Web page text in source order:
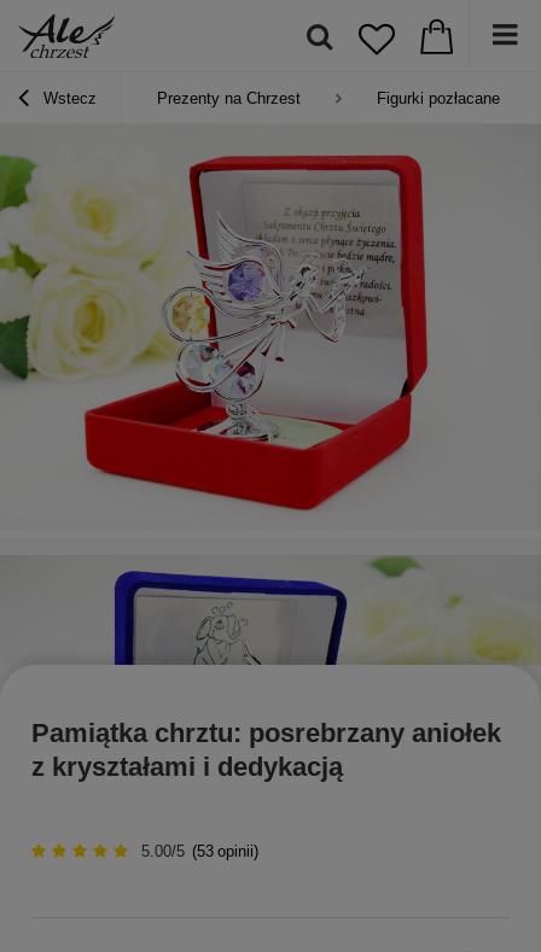
Wstecz Prezenty na Chrzest Figurki pozłacane
Pamiątka chrztu: posrebrzany aniołek
z kryształami i dedykacją
5.00/5 (53 opinii)